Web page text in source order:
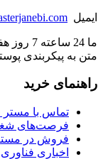
ایمیل
ما 24
متن به پیکربندی
راهنمای خرید
تماس با مستر
فرصت‌های
فروش در
اخباری فناوری